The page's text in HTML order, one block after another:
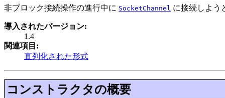
非ブロック接続操作の進行中に SocketChannel に接続しよう
導入されたバージョン:
1.4
関連項目:
直列化された形式
コンストラクタの概要